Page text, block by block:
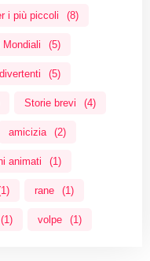
i più piccoli (8)
Mondiali (5)
(5)
Storie brevi (4)
amicizia (2)
animati (1)
rane (1)
(1) volpe (1)